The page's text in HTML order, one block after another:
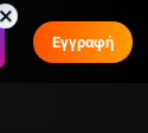
Εγγραφή